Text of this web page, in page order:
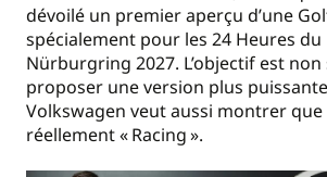
dévoilé un premier aperçu d’une
spécialement pour les 24 Heures du
Nürburgring 2027. L’objectif est
proposer une version plus
Volkswagen veut aussi montrer que
réellement « Racing ».